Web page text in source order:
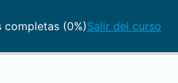
completas (0%)Salir del curso